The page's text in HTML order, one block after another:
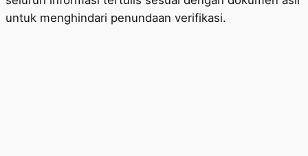
untuk menghindari penundaan verifikasi.